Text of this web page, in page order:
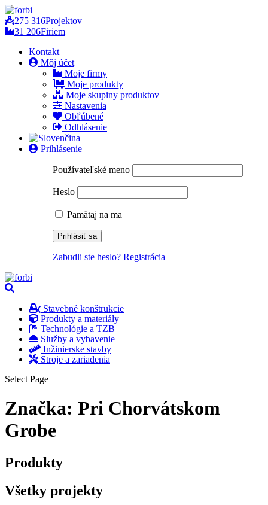
275 316Projektov
31 206Firiem
Kontakt
Môj účet
Moje firmy
Moje produkty
Moje skupiny produktov
Nastavenia
Obľúbené
Odhlásenie
Prihlásenie
Používateľské meno
Heslo
Pamätaj na ma
Zabudli ste heslo? Registrácia
Stavebné konštrukcie
Produkty a materiály
Technológie a TZB
Služby a vybavenie
Inžinierske stavby
Stroje a zariadenia
Select Page
Značka: Pri Chorvátskom
Grobe
Produkty
Všetky projekty